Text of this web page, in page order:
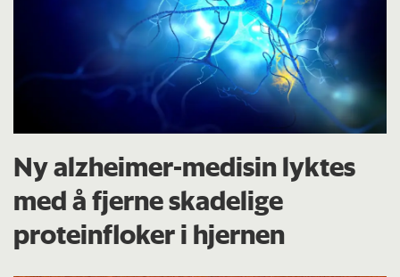
Ny alzheimer-medisin lyktes
med å fjerne skadelige
proteinfloker i hjernen